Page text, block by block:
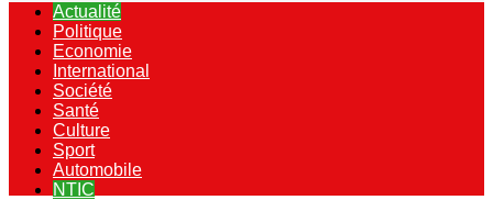
Actualité
Politique
Economie
International
Société
Santé
Culture
Sport
Automobile
NTIC